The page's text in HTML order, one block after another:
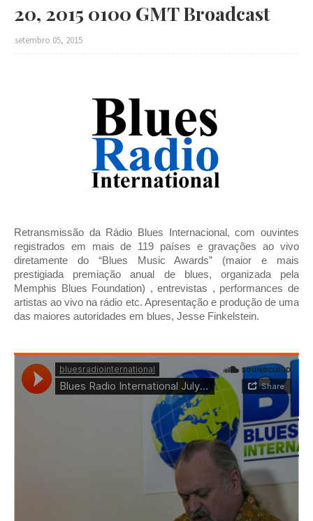
20, 2015 0100 GMT Broadcast
setembro 05, 2015
Retransmissão da Rádio Blues Internacional, com ouvintes
registrados em mais de 119 países e gravações ao vivo
diretamente do “Blues Music Awards” (maior e mais
prestigiada premiação anual de blues, organizada pela
Memphis Blues Foundation) , entrevistas , performances de
artistas ao vivo na rádio etc. Apresentação e produção de uma
das maiores autoridades em blues, Jesse Finkelstein.